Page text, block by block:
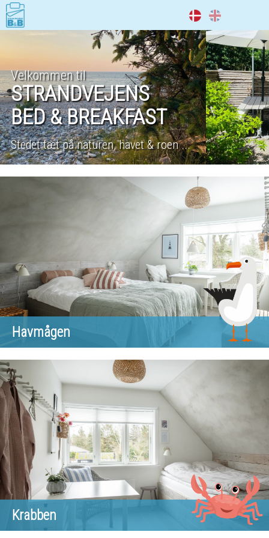
DA EN
Velkommen til
STRANDVEJENS
BED & BREAKFAST
Stedet tæt på naturen, havet & roen ...
Havmågen
Krabben